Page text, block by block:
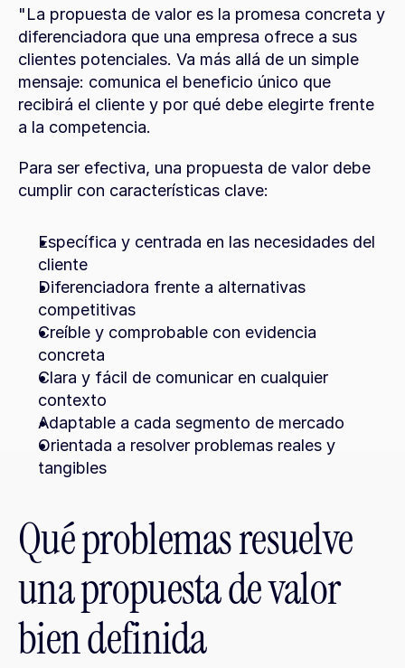
"La propuesta de valor es la promesa concreta y
diferenciadora que una empresa ofrece a sus
clientes potenciales. Va más allá de un simple
mensaje: comunica el beneficio único que
recibirá el cliente y por qué debe elegirte frente
a la competencia.
Para ser efectiva, una propuesta de valor debe
cumplir con características clave:
Específica y centrada en las necesidades del
cliente
Diferenciadora frente a alternativas
competitivas
Creíble y comprobable con evidencia
concreta
Clara y fácil de comunicar en cualquier
contexto
Adaptable a cada segmento de mercado
Orientada a resolver problemas reales y
tangibles
Qué problemas resuelve
una propuesta de valor
bien definida